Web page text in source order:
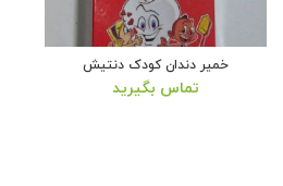
خمیر دندان کودک دنتیش
تماس بگیرید